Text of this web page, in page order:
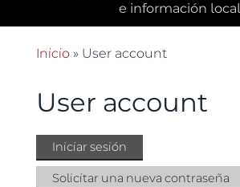
e información local
Se encuentra usted
Inicio» User account
User account
Solapas principales
Iniciar sesión
activa)
Solicitar una nueva contraseña